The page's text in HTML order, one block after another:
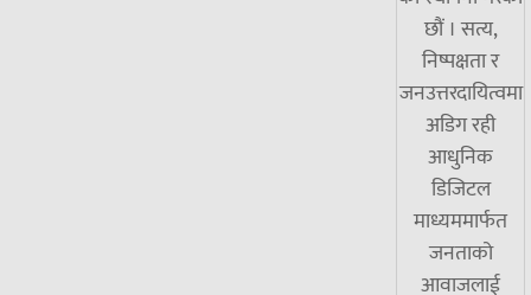
छौं । सत्य,
निष्पक्षता र
जनउत्तरदायित्वमा
अडिग रही
आधुनिक
डिजिटल
माध्यममार्फत
जनताको
आवाजलाई